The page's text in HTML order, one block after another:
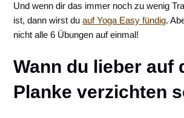
Und wenn dir das immer noch zu wenig
ist, dann wirst duauf Yoga Easy fündig.
nicht alle 6 Übungen auf einmal!
Wann du lieber auf
Planke verzichten